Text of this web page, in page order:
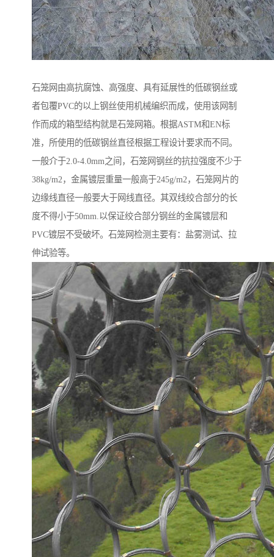
石笼网由高抗腐蚀、高强度、具有延展性的低碳钢丝或
者包覆PVC的以上钢丝使用机械编织而成，使用该网制
作而成的箱型结构就是石笼网箱。根据ASTM和EN标
准，所使用的低碳钢丝直径根据工程设计要求而不同。
一般介于2.0-4.0mm之间，石笼网钢丝的抗拉强度不少于
38kg/m2，金属镀层重量一般高于245g/m2，石笼网片的
边缘线直径一般要大于网线直径。其双线绞合部分的长
度不得小于50mm.以保证绞合部分钢丝的金属镀层和
PVC镀层不受破坏。石笼网检测主要有：盐雾测试、拉
伸试验等。